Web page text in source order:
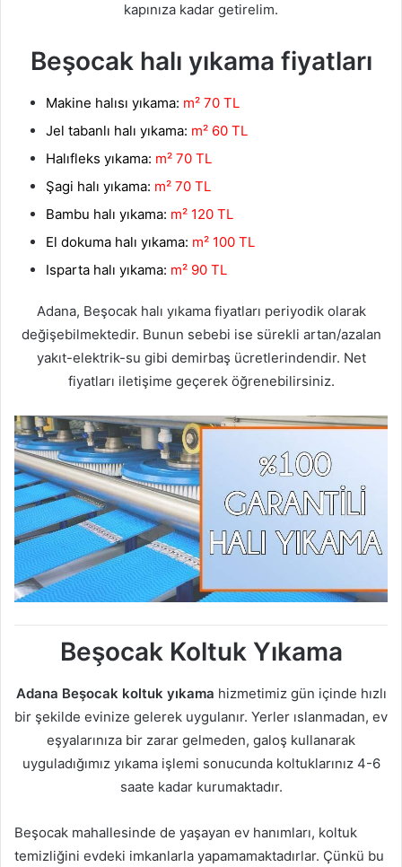
kapınıza kadar getirelim.
Beşocak halı yıkama fiyatları
Makine halısı yıkama: m² 70 TL
Jel tabanlı halı yıkama: m² 60 TL
Halıfleks yıkama: m² 70 TL
Şagi halı yıkama: m² 70 TL
Bambu halı yıkama: m² 120 TL
El dokuma halı yıkama: m² 100 TL
Isparta halı yıkama: m² 90 TL
Adana, Beşocak halı yıkama fiyatları periyodik olarak
değişebilmektedir. Bunun sebebi ise sürekli artan/azalan
yakıt-elektrik-su gibi demirbaş ücretlerindendir. Net
fiyatları iletişime geçerek öğrenebilirsiniz.
Beşocak Koltuk Yıkama
Adana Beşocak koltuk yıkama hizmetimiz gün içinde hızlı
bir şekilde evinize gelerek uygulanır. Yerler ıslanmadan, ev
eşyalarınıza bir zarar gelmeden, galoş kullanarak
uyguladığımız yıkama işlemi sonucunda koltuklarınız 4-6
saate kadar kurumaktadır.
Beşocak mahallesinde de yaşayan ev hanımları, koltuk
temizliğini evdeki imkanlarla yapamamaktadırlar. Çünkü bu